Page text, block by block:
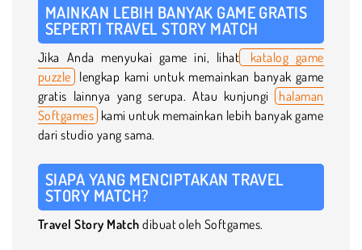
MAINKAN LEBIH BANYAK GAME GRATIS
SEPERTI TRAVEL STORY MATCH
Jika Anda menyukai game ini, lihat
katalog game
puzzle lengkap kami untuk memainkan banyak game
gratis lainnya yang serupa. Atau kunjungi halaman
Softgames kami untuk memainkan lebih banyak game
dari studio yang sama.
SIAPA YANG MENCIPTAKAN TRAVEL
STORY MATCH?
Travel Story Match dibuat oleh Softgames.